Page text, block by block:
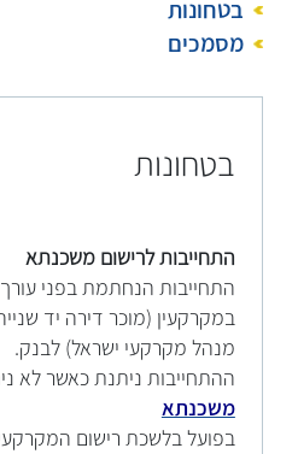
בטחונות
מסמכים
בטחונות
התחייבות לרישום משכנתא
התחייבות הנחתמת בפני עורך
במקרקעין (מוכר דירה יד
מנהל מקרקעי ישראל) לבנק.
ההתחייבות ניתנת כאשר לא
משכנתא
בפועל בלשכת רישום